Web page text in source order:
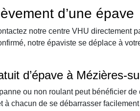
d’une épave
notre centre VHU directement
notre épaviste se déplace à
d’épave à Mézières-
ou non roulant peut bénéficier
chacun de se débarrasser